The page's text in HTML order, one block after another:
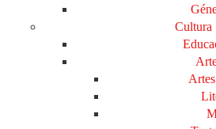
Cultura